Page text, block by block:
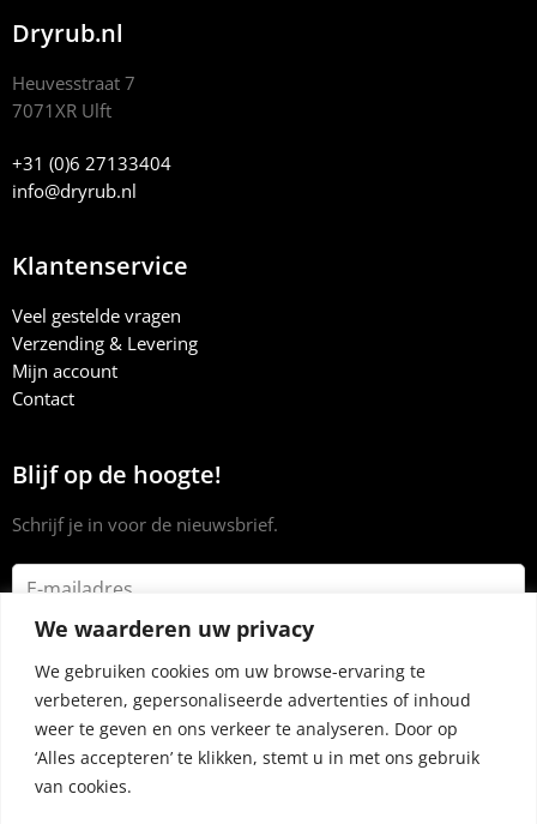
We waarderen uw privacy
We gebruiken cookies om uw browse-ervaring te
verbeteren, gepersonaliseerde advertenties of inhoud
weer te geven en ons verkeer te analyseren. Door op
‘Alles accepteren’ te klikken, stemt u in met ons gebruik
van cookies.
Dryrub.nl
Heuvesstraat 7
7071XR Ulft
+31 (0)6 27133404
info@dryrub.nl
Klantenservice
Veel gestelde vragen
Verzending & Levering
Mijn account
Contact
Blijf op de hoogte!
Schrijf je in voor de nieuwsbrief.